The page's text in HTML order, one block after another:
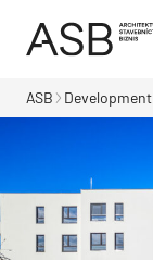
ASB Development